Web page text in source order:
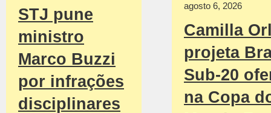
STJ pune
ministro
Marco Buzzi
por infrações
disciplinares
agosto 6, 2026
Camilla
projeta
Sub-20
na Copa